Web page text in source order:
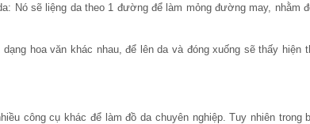
Nó sẽ liệng da theo 1 đường để làm mỏng đường may, nhằm
hoa văn khác nhau, để lên da và đóng xuống sẽ thấy hiện
công cụ khác để làm đồ da chuyên nghiệp. Tuy nhiên